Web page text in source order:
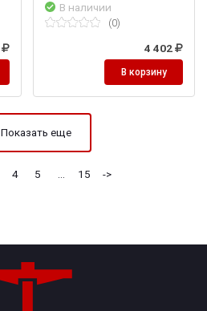
В наличии
(0)
4 402
В корзину
Показать еще
4 5 15 ->